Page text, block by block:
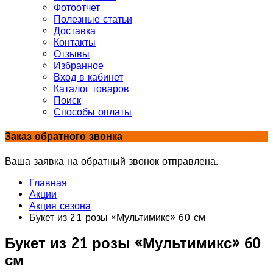
Фотоотчет
Полезные статьи
Доставка
Контакты
Отзывы
Избранное
Вход в кабинет
Каталог товаров
Поиск
Способы оплаты
Заказ обратного звонка
Ваша заявка на обратный звонок отправлена.
Главная
Акции
Акция сезона
Букет из 21 розы «Мультимикс» 60 см
Букет из 21 розы «Мультимикс» 60
см